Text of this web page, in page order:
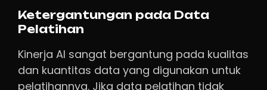
Ketergantungan pada Data
Pelatihan
Kinerja AI sangat bergantung pada kualitas
dan kuantitas data yang digunakan untuk
pelatihannya. Jika data pelatihan tidak